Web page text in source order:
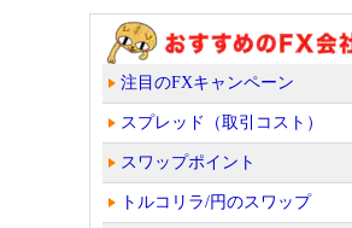
注目のFXキャンペーン
スプレッド（取引コスト）
スワップポイント
トルコリラ/円のスワップ